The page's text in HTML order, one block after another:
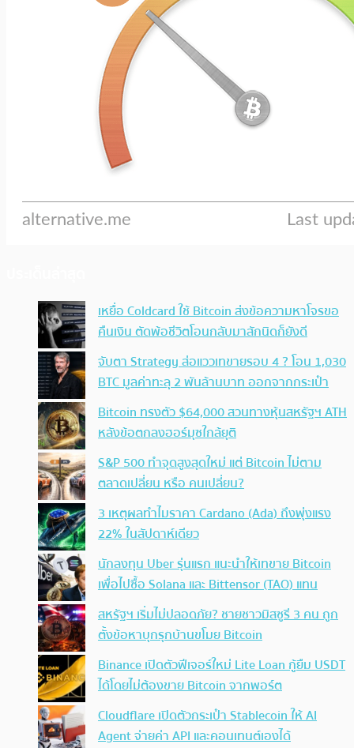
เหยื่อ Coldcard ใช้ Bitcoin ส่งข้อความหาโจรขอ
คืนเงิน ตัดพ้อชีวิตโอนกลับมาสักนิดก็ยังดี
จับตา Strategy ส่อแววเทขายรอบ 4 ? โอน 1,030
BTC มูลค่าทะลุ 2 พันล้านบาท ออกจากกระเป๋า
Bitcoin ทรงตัว $64,000 สวนทางหุ้นสหรัฐฯ ATH
หลังข้อตกลงฮอร์มุซใกล้ยุติ
S&P 500 ทำจุดสูงสุดใหม่ แต่ Bitcoin ไม่ตาม
ตลาดเปลี่ยน หรือ คนเปลี่ยน?
3 เหตุผลทำไมราคา Cardano (Ada) ถึงพุ่งแรง
22% ในสัปดาห์เดียว
นักลงทุน Uber รุ่นแรก แนะนำให้เทขาย Bitcoin
เพื่อไปซื้อ Solana และ Bittensor (TAO) แทน
สหรัฐฯ เริ่มไม่ปลอดภัย? ชายชาวมิสซูรี 3 คน ถูก
ตั้งข้อหาบุกรุกบ้านขโมย Bitcoin
Binance เปิดตัวฟีเจอร์ใหม่ Lite Loan กู้ยืม USDT
ได้โดยไม่ต้องขาย Bitcoin จากพอร์ต
Cloudflare เปิดตัวกระเป๋า Stablecoin ให้ AI
Agent จ่ายค่า API และคอนเทนต์เองได้